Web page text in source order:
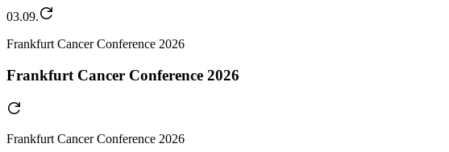
03.09.
Frankfurt Cancer Conference 2026
Frankfurt Cancer Conference 2026
Frankfurt Cancer Conference 2026